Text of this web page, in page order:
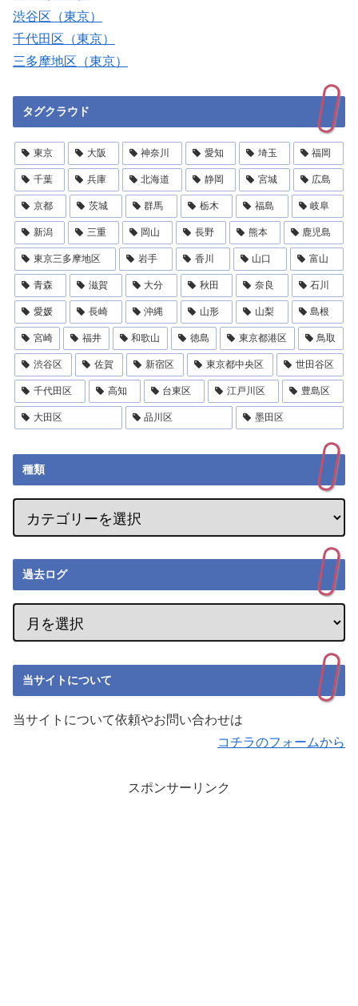
渋谷区（東京）
千代田区（東京）
三多摩地区（東京）
タグクラウド
東京 大阪 神奈川 愛知 埼玉 福岡
千葉 兵庫 北海道 静岡 宮城 広島
京都 茨城 群馬 栃木 福島 岐阜
新潟 三重 岡山 長野 熊本 鹿児島
東京三多摩地区 岩手 香川 山口 富山
青森 滋賀 大分 秋田 奈良 石川
愛媛 長崎 沖縄 山形 山梨 島根
宮崎 福井 和歌山 徳島 東京都港区 鳥取
渋谷区 佐賀 新宿区 東京都中央区 世田谷区
千代田区 高知 台東区 江戸川区 豊島区
大田区 品川区 墨田区
種類
過去ログ
当サイトについて
当サイトについて依頼やお問い合わせは
コチラのフォームから
スポンサーリンク